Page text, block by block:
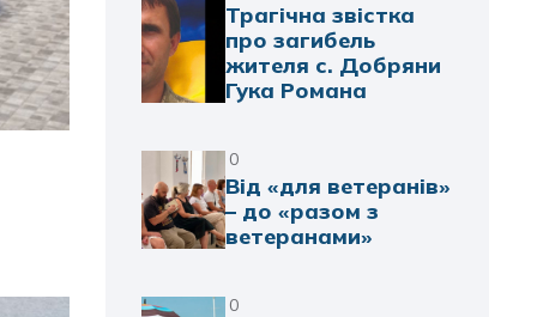
Трагічна звістка
про загибель
жителя с. Добряни
Гука Романа
0
Від «для ветеранів»
– до «разом з
ветеранами»
0